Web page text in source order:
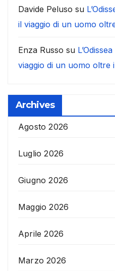
Davide Peluso su
il viaggio di un uomo
Enza Russo su
viaggio di un uomo oltre
Archives
Agosto 2026
Luglio 2026
Giugno 2026
Maggio 2026
Aprile 2026
Marzo 2026